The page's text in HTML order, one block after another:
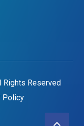
Rights Reserved
Policy